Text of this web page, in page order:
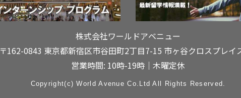
株式会社ワールドアベニュー
〒162-0843 東京都新宿区市谷田町2丁目7-15 市ヶ谷クロスプレイ
営業時間: 10時-19時｜木曜定休
Copyright(c) World Avenue Co.Ltd All Rights Reserved.